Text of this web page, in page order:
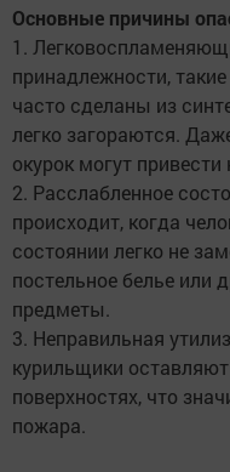
Основные причины
1.
принадлежности,
часто сделаны из
легко загораются.
окурок могут
2. Расслабленное
происходит, когда
состоянии легко не
постельное белье или
предметы.
3. Неправильная
курильщики
поверхностях, что
пожара.